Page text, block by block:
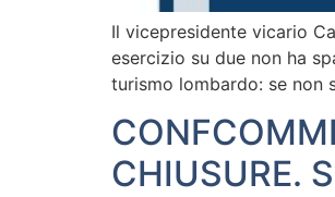
Il vicepresidente vicario
esercizio su due non ha
turismo lombardo: se non
CHIUSURE.